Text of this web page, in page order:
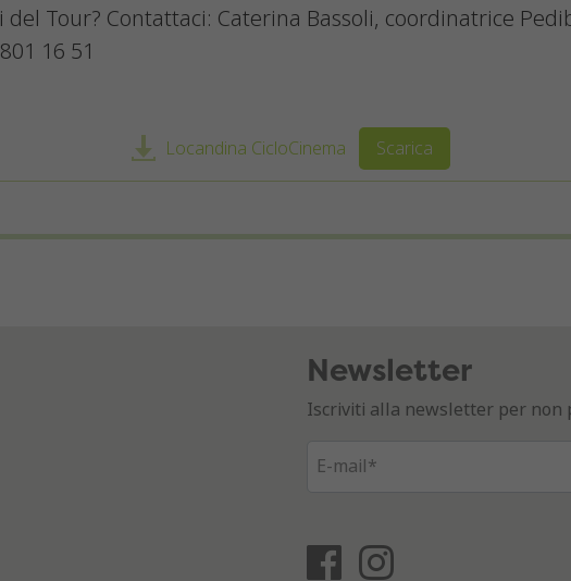
Tour? Contattaci: Caterina Bassoli, coordinatrice
16 51
Locandina CicloCinema Scarica
Newsletter
Iscriviti alla newsletter per non